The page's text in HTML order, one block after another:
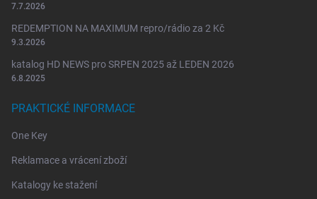
7.7.2026
REDEMPTION NA MAXIMUM repro/rádio za 2 Kč
9.3.2026
katalog HD NEWS pro SRPEN 2025 až LEDEN 2026
6.8.2025
PRAKTICKÉ INFORMACE
One Key
Reklamace a vrácení zboží
Katalogy ke stažení